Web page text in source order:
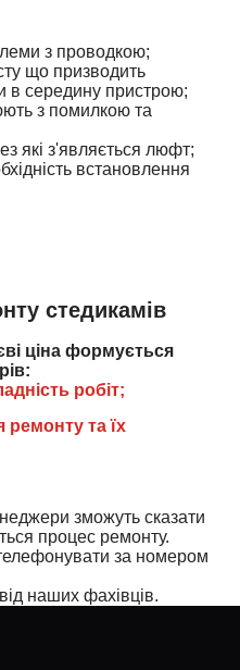
з проводкою;
що призводить
в середину пристрою;
з помилкою та
які з'являється люфт;
встановлення
стедикамів
ціна формується
робіт;
ремонту та їх
зможуть сказати
процес ремонту.
за номером
наших фахівців.